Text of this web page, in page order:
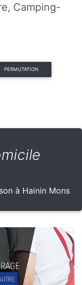
Camping-
PERMUTATION
à Hainin Mons